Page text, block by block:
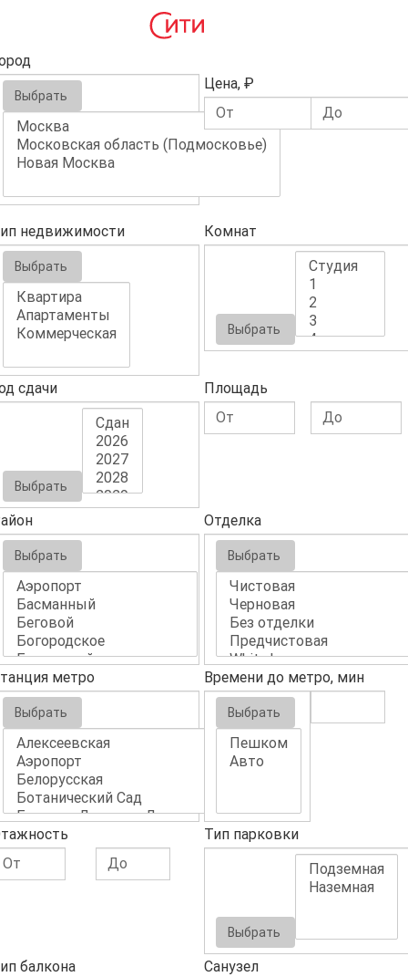
Выбрать
Цена, ₽
недвижимости
Выбрать
Комнат
Выбрать
сдачи
Выбрать
Площадь
Выбрать
Отделка
Выбрать
метро
Выбрать
Времени до метро, мин
Выбрать
Тип парковки
Выбрать
балкона Санузел